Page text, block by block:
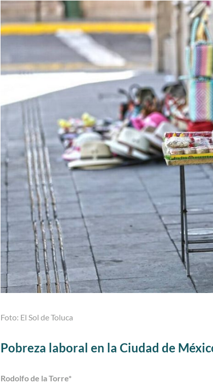
Foto: El Sol de Toluca
Pobreza laboral en la Ciudad de
Rodolfo de la Torre*